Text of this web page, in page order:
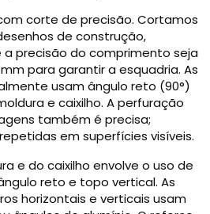
corte de precisão. Cortamos
de construção,
precisão do comprimento seja
para garantir a esquadria. As
usam ângulo reto (90°)
e caixilho. A perfuração
também é precisa;
em superfícies visíveis.
e do caixilho envolve o uso de
reto e topo vertical. As
horizontais e verticais usam